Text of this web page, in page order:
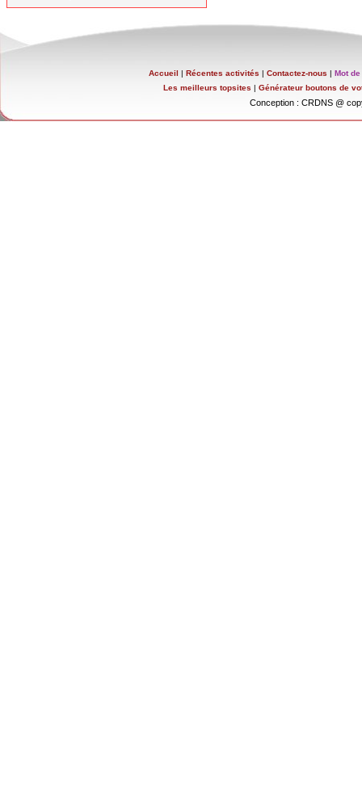
Accueil | Récentes activités | Contactez-nous | Mot
Les meilleurs topsites | Générateur boutons de
Conception : CRDNS @